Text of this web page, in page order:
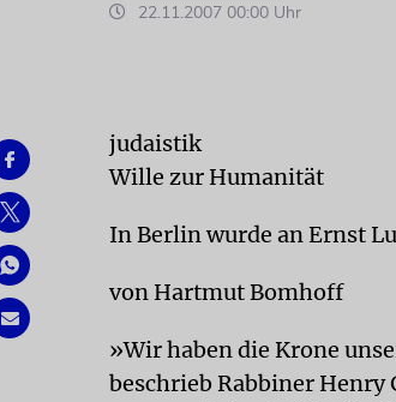
22.11.2007 00:00 Uhr
judaistik
Wille zur Humanität
In Berlin wurde an Ernst
von Hartmut Bomhoff
»Wir haben die Krone
beschrieb Rabbiner Henry